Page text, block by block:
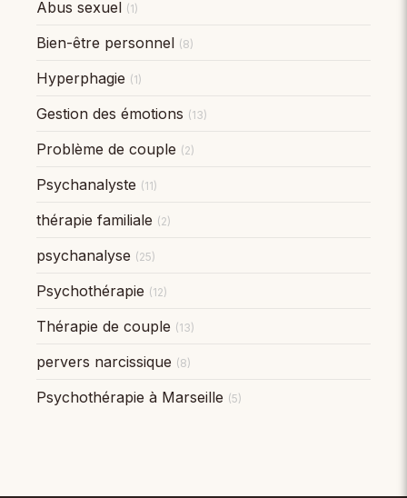
Abus sexuel (1)
Bien-être personnel (8)
Hyperphagie (1)
Gestion des émotions (13)
Problème de couple (2)
Psychanalyste (11)
thérapie familiale (2)
psychanalyse (25)
Psychothérapie (12)
Thérapie de couple (13)
pervers narcissique (8)
Psychothérapie à Marseille (5)